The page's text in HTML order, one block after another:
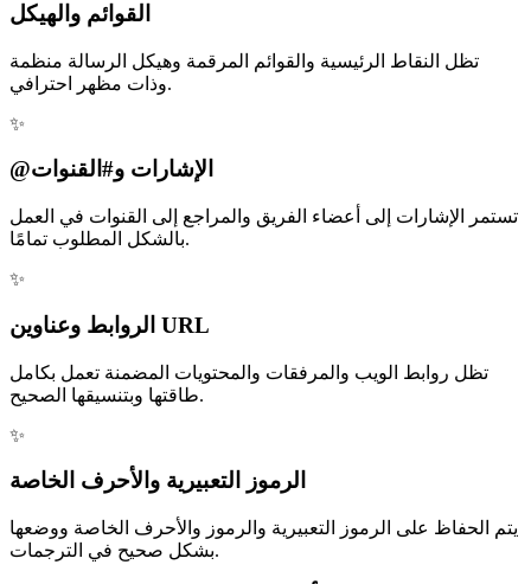
القوائم والهيكل
تظل النقاط الرئيسية والقوائم المرقمة وهيكل الرسالة منظمة
وذات مظهر احترافي.
✨
@الإشارات و#القنوات
تستمر الإشارات إلى أعضاء الفريق والمراجع إلى القنوات في العمل
بالشكل المطلوب تمامًا.
✨
الروابط وعناوين URL
تظل روابط الويب والمرفقات والمحتويات المضمنة تعمل بكامل
طاقتها وبتنسيقها الصحيح.
✨
الرموز التعبيرية والأحرف الخاصة
يتم الحفاظ على الرموز التعبيرية والرموز والأحرف الخاصة ووضعها
بشكل صحيح في الترجمات.